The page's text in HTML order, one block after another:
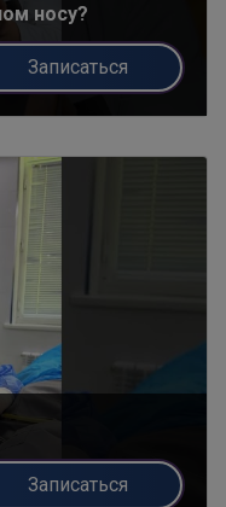
носу?
Записаться
Записаться